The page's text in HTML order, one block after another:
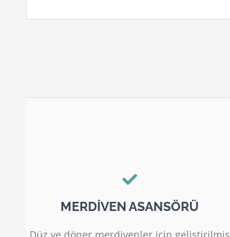
MERDİVEN ASANSÖRÜ